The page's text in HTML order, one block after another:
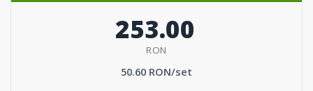
253.00
RON
50.60 RON/set